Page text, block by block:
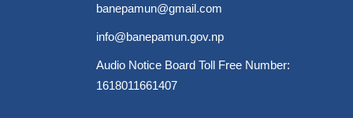
banepamun@gmail.com
info@banepamun.gov.np
Audio Notice Board Toll Free Number:
1618011661407